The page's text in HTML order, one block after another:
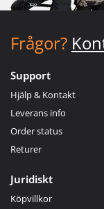
Frågor?
Support
Hjälp & Kontakt
Leverans info
Order status
Returer
Juridiskt
Köpvillkor